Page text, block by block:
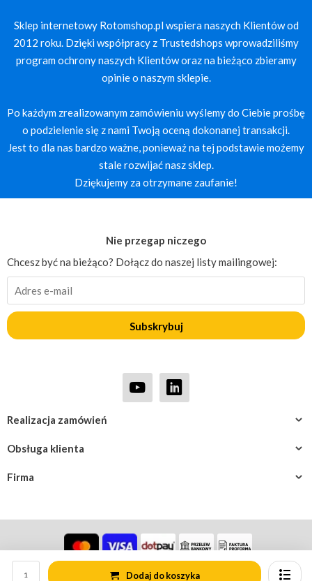
Dodaj do koszyka
Sklep internetowy Rotomshop.pl wspiera naszych Klientów od
2012 roku. Dzięki współpracy z Trustedshops wprowadziliśmy
program ochrony naszych Klientów oraz na bieżąco zbieramy
opinie o naszym sklepie.
Po każdym zrealizowanym zamówieniu wyślemy do Ciebie prośbę
o podzielenie się z nami Twoją oceną dokonanej transakcji.
Jest to dla nas bardzo ważne, ponieważ na tej podstawie możemy
stale rozwijać nasz sklep.
Dziękujemy za otrzymane zaufanie!
Firma
Obsługa klienta
Realizacja zamówień
Nie przegap niczego
Chcesz być na bieżąco? Dołącz do naszej listy mailingowej:
Subskrybuj
© Rotomshop.pl Mapa strony